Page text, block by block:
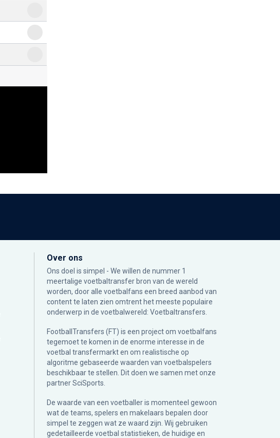
Over ons
Ons doel is simpel - We willen de nummer 1
meertalige voetbaltransfer bron van de wereld
worden, door alle voetbalfans een breed aanbod van
content te laten zien omtrent het meeste populaire
onderwerp in de voetbalwereld: Voetbaltransfers.
FootballTransfers (FT) is een project om voetbalfans
tegemoet te komen in de enorme interesse in de
voetbal transfermarkt en om realistische op
algoritme gebaseerde waarden van voetbalspelers
beschikbaar te stellen. Dit doen we samen met onze
partnerSciSports
De waarde van een voetballer is momenteel gewoon
wat de teams, spelers en makelaars bepalen door
simpel te zeggen wat ze waard zijn. Wij gebruiken
gedetailleerde voetbal statistieken, de huidige en